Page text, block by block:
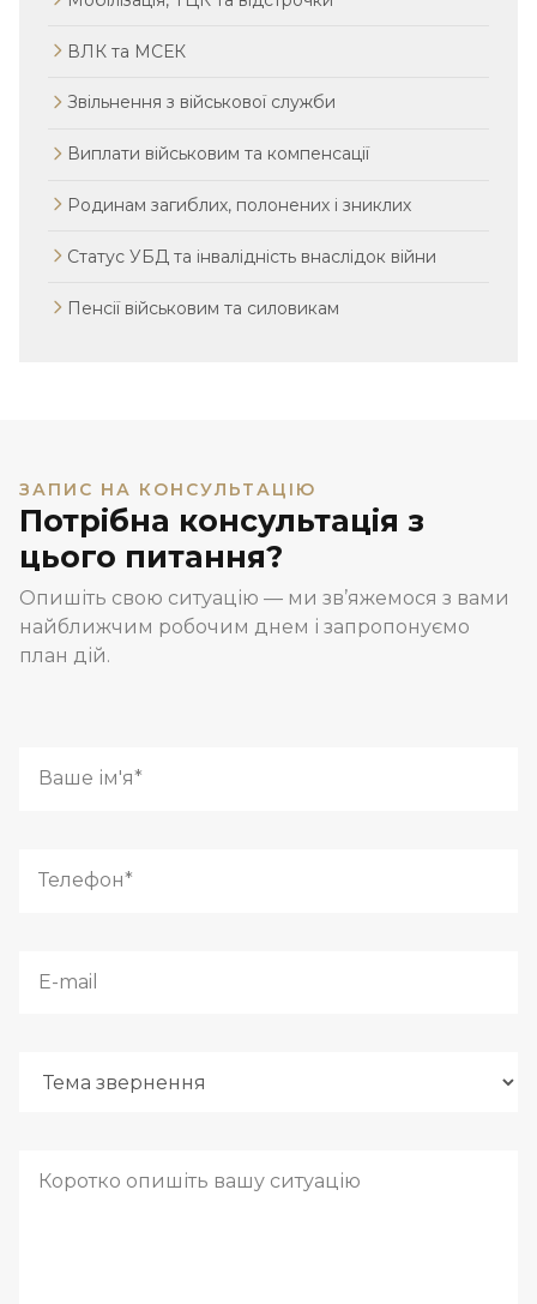
ВЛК та МСЕК
Звільнення з військової служби
Виплати військовим та компенсації
Родинам загиблих, полонених і зниклих
Статус УБД та інвалідність внаслідок війни
Пенсії військовим та силовикам
ЗАПИС НА КОНСУЛЬТАЦІЮ
Потрібна консультація з
цього питання?
Опишіть свою ситуацію — ми зв’яжемося з вами
найближчим робочим днем і запропонуємо
план дій.